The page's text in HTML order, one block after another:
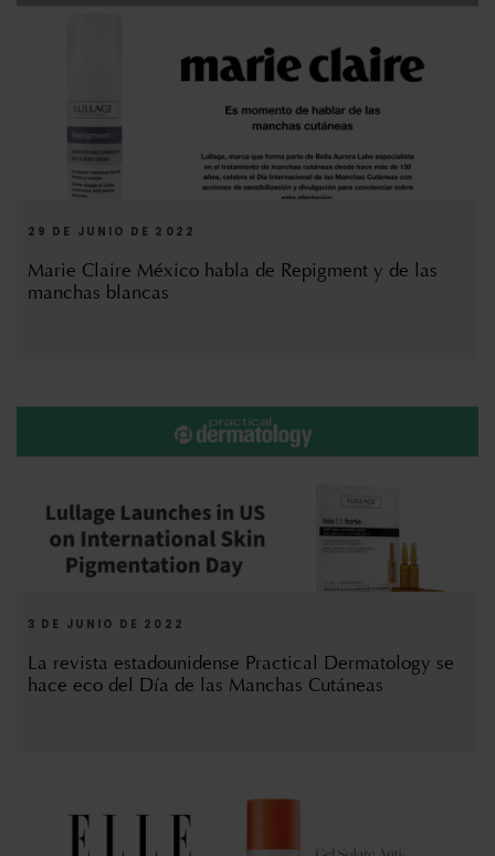
29 DE JUNIO DE 2022
Marie Claire México habla de Repigment y de las
manchas blancas
3 DE JUNIO DE 2022
La revista estadounidense Practical Dermatology se
hace eco del Día de las Manchas Cutáneas